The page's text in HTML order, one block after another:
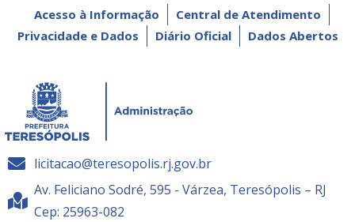
Acesso à Informação
Central de Atendimento
Privacidade e Dados
Diário Oficial Dados Abertos
licitacao@teresopolis.rj.gov.br
Av. Feliciano Sodré, 595 - Várzea, Teresópolis – RJ
Cep: 25963-082